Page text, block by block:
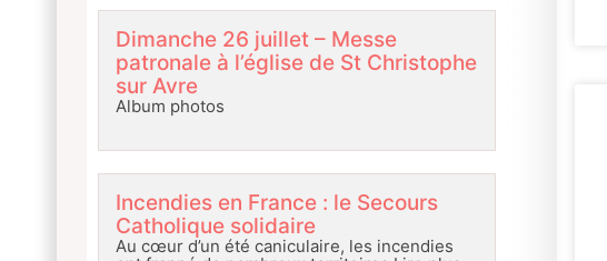
Dimanche 26 juillet – Messe
patronale à l’église de St Christophe
sur Avre
Album photos
Incendies en France : le Secours
Catholique solidaire
Au cœur d’un été caniculaire, les incendies